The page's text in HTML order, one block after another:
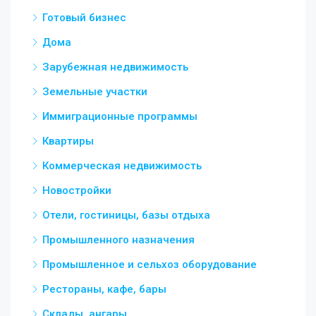
Готовый бизнес
Дома
Зарубежная недвижимость
Земельные участки
Иммиграционные программы
Квартиры
Коммерческая недвижимость
Новостройки
Отели, гостиницы, базы отдыха
Промышленного назначения
Промышленное и сельхоз оборудование
Рестораны, кафе, бары